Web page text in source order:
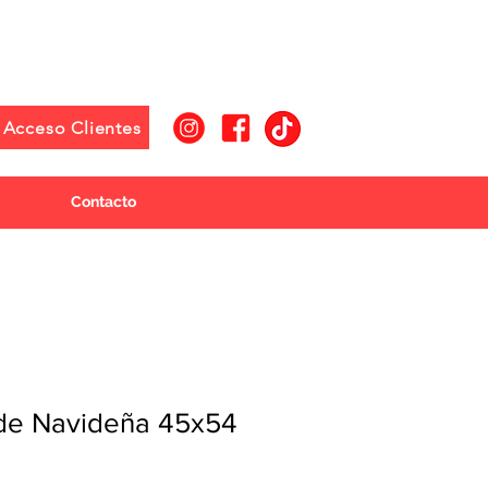
Acceso Clientes
Contacto
Navideña 45x54